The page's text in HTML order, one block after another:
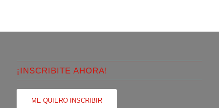
¡INSCRIBITE AHORA!
ME QUIERO INSCRIBIR